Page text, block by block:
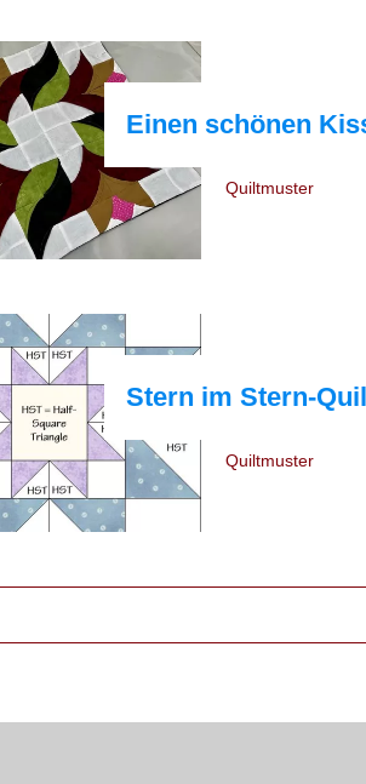
Einen schönen
Quiltmuster
Stern im Stern-
Quiltmuster